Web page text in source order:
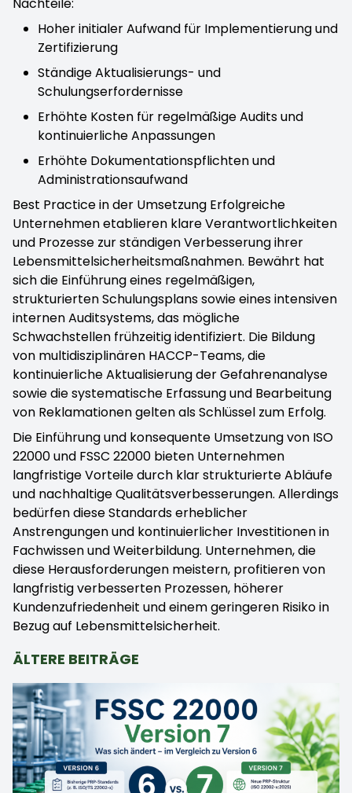
Nachteile:
Hoher initialer Aufwand für Implementierung und
Zertifizierung
Ständige Aktualisierungs- und
Schulungserfordernisse
Erhöhte Kosten für regelmäßige Audits und
kontinuierliche Anpassungen
Erhöhte Dokumentationspflichten und
Administrationsaufwand
Best Practice in der Umsetzung Erfolgreiche
Unternehmen etablieren klare Verantwortlichkeiten
und Prozesse zur ständigen Verbesserung ihrer
Lebensmittelsicherheitsmaßnahmen. Bewährt hat
sich die Einführung eines regelmäßigen,
strukturierten Schulungsplans sowie eines intensiven
internen Auditsystems, das mögliche
Schwachstellen frühzeitig identifiziert. Die Bildung
von multidisziplinären HACCP-Teams, die
kontinuierliche Aktualisierung der Gefahrenanalyse
sowie die systematische Erfassung und Bearbeitung
von Reklamationen gelten als Schlüssel zum Erfolg.
Die Einführung und konsequente Umsetzung von ISO
22000 und FSSC 22000 bieten Unternehmen
langfristige Vorteile durch klar strukturierte Abläufe
und nachhaltige Qualitätsverbesserungen. Allerdings
bedürfen diese Standards erheblicher
Anstrengungen und kontinuierlicher Investitionen in
Fachwissen und Weiterbildung. Unternehmen, die
diese Herausforderungen meistern, profitieren von
langfristig verbesserten Prozessen, höherer
Kundenzufriedenheit und einem geringeren Risiko in
Bezug auf Lebensmittelsicherheit.
ÄLTERE BEITRÄGE